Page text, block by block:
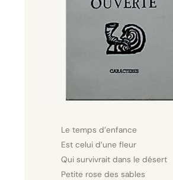
Le temps d’enfance
Est celui d’une fleur
Qui survivrait dans le désert
Petite rose des sables